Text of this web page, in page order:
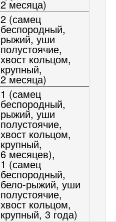
2 месяца)
2 (самец
беспородный,
рыжий, уши
полустоячие,
хвост кольцом,
крупный,
2 месяца)
1 (самец
беспородный,
рыжий, уши
полустоячие,
хвост кольцом,
крупный,
6 месяцев),
1 (самец
беспородный,
бело-рыжий, уши
полустоячие,
хвост кольцом,
крупный, 3 года)